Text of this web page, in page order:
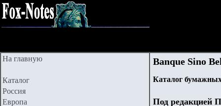
На главную
Каталог
Россия
Европа
Banque Sino
Каталог
Под редакцией